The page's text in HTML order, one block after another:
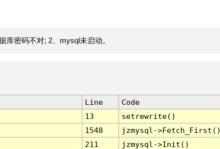
库密码不对; 2、mysql未启动。
Line
Code
13
setrewrite()
1548
jzmysql-
211
jzmysql->Init()